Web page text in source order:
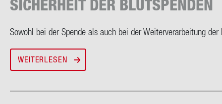
SI­CHER­HEIT DER BLUT­SPEN­DEN
So­wohl bei der Spen­de als auch bei der Wei­ter­ver­ar­bei­tung
WEITERLESEN